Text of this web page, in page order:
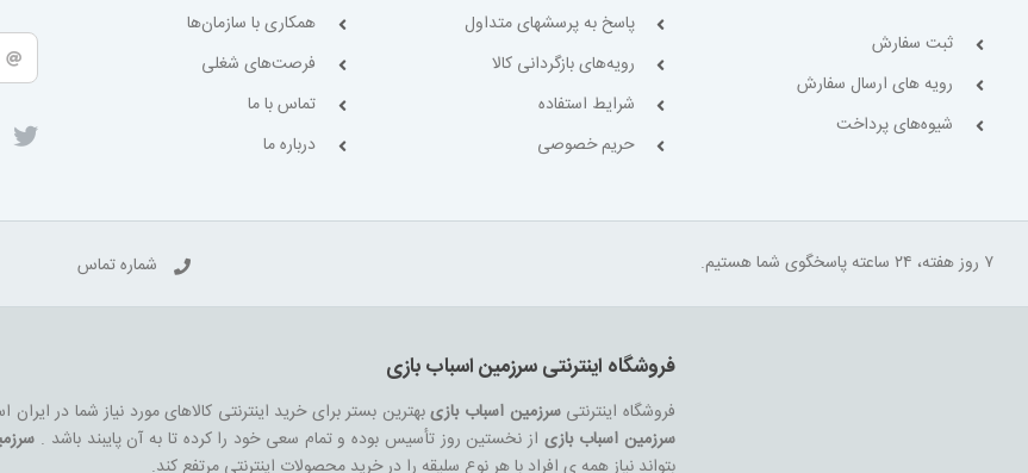
ثبت سفارش
رویه های ارسال سفارش
شیوه‌های پرداخت
پاسخ به پرسشهای متداول
رویه‌های بازگردانی کالا
شرایط استفاده
حریم خصوصی
همکاری با سازمان‌ها
فرصت‌های شغلی
تماس با ما
درباره ما
۷ روز هفته، ۲۴ ساعته پاسخگوی شما هستیم. شماره تماس
فروشگاه اینترنتی سرزمین اسباب بازی
فروشگاه اینترنتیسرزمین اسباب بازیبهترین بستر برای خرید اینترنتی کالاهای مورد نیاز شما در
سرزمین اسباب بازیاز نخستین روز تأسیس بوده و تمام سعی خود را کرده تا به آن پایبند باشد .
بتواند نیاز همه ی افراد با هر نوع سلیقه را در خرید محصولات اینترنتی مرتفع کند.